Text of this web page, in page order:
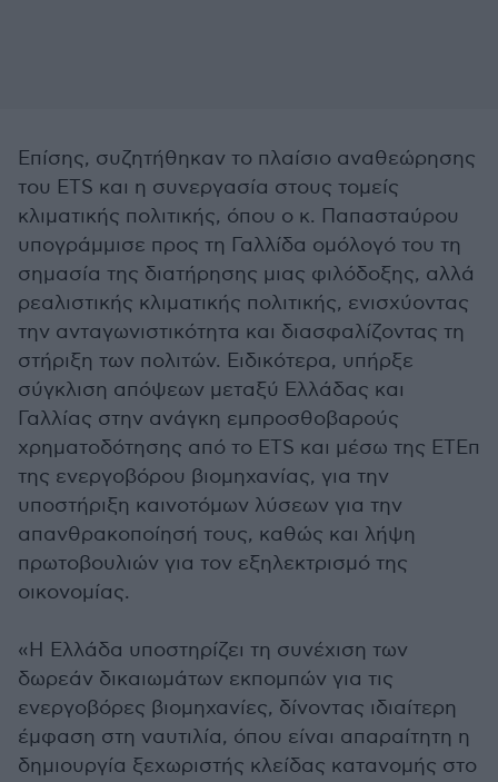
Επίσης, συζητήθηκαν το πλαίσιο αναθεώρησης
του ETS και η συνεργασία στους τομείς
κλιματικής πολιτικής, όπου ο κ. Παπασταύρου
υπογράμμισε προς τη Γαλλίδα ομόλογό του τη
σημασία της διατήρησης μιας φιλόδοξης, αλλά
ρεαλιστικής κλιματικής πολιτικής, ενισχύοντας
την ανταγωνιστικότητα και διασφαλίζοντας τη
στήριξη των πολιτών. Ειδικότερα, υπήρξε
σύγκλιση απόψεων μεταξύ Ελλάδας και
Γαλλίας στην ανάγκη εμπροσθοβαρούς
χρηματοδότησης από το ETS και μέσω της ΕΤΕπ
της ενεργοβόρου βιομηχανίας, για την
υποστήριξη καινοτόμων λύσεων για την
απανθρακοποίησή τους, καθώς και λήψη
πρωτοβουλιών για τον εξηλεκτρισμό της
οικονομίας.
«Η Ελλάδα υποστηρίζει τη συνέχιση των
δωρεάν δικαιωμάτων εκπομπών για τις
ενεργοβόρες βιομηχανίες, δίνοντας ιδιαίτερη
έμφαση στη ναυτιλία, όπου είναι απαραίτητη η
δημιουργία ξεχωριστής κλείδας κατανομής στο